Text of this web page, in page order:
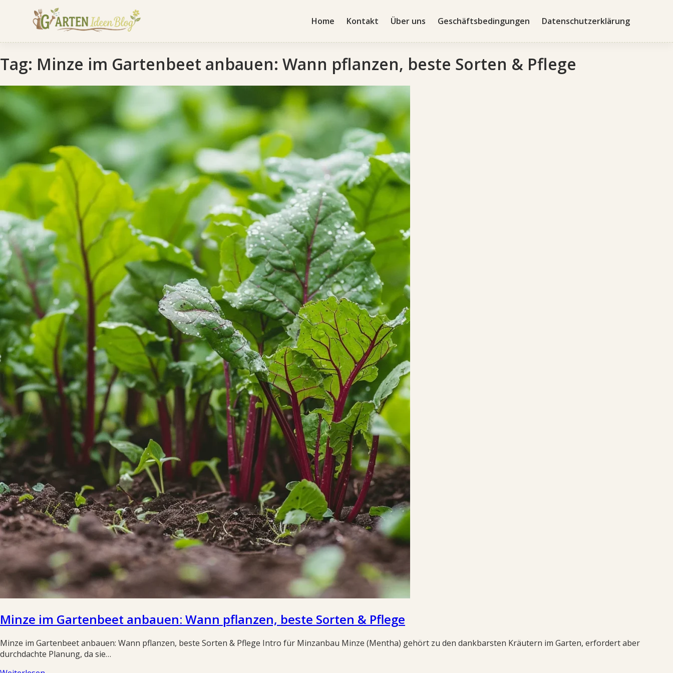
Home Kontakt Über uns Geschäftsbedingungen Datenschutzerklärung
Tag: Minze im Gartenbeet anbauen: Wann pflanzen, beste Sorten & Pflege
Minze im Gartenbeet anbauen: Wann pflanzen, beste Sorten & Pflege
Minze im Gartenbeet anbauen: Wann pflanzen, beste Sorten & Pflege Intro für Minzanbau Minze (Mentha) gehört zu den dankbarsten Kräutern im Garten, erfordert aber
durchdachte Planung, da sie…